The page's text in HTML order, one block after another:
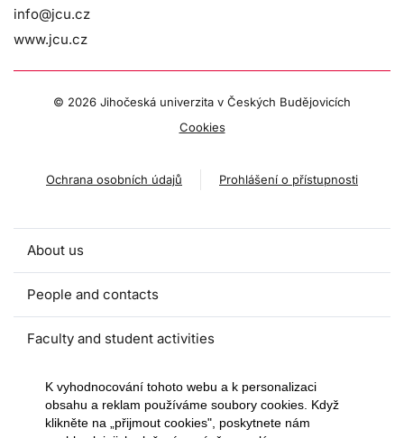
info@jcu.cz
www.jcu.cz
© 2026 Jihočeská univerzita v Českých Budějovicích
Cookies
Ochrana osobních údajů Prohlášení o přístupnosti
About us
People and contacts
Faculty and student activities
Projects and strategic partnerships
Documents
K vyhodnocování tohoto webu a k personalizaci
obsahu a reklam používáme soubory cookies. Když
klikněte na „přijmout cookies", poskytnete nám